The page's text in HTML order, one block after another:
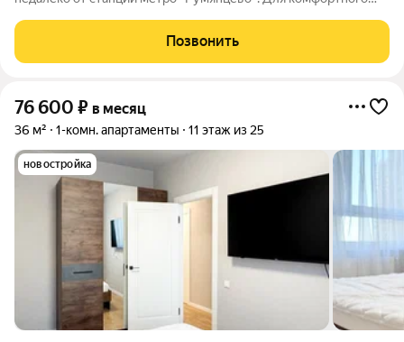
Кухонный гарнитур оснащен посудомоечной машиной,
духовой печью. Подключена стиральная
Позвонить
76 600 ₽ в месяц
36 м² 1-комн. апартаменты 11 этаж из 25
новостройка